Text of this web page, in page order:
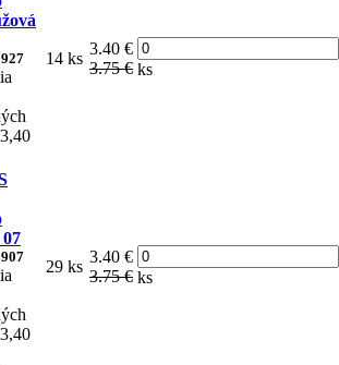
14 ks
3.40 €
3.75 € ks
29 ks
3.40 €
3.75 € ks